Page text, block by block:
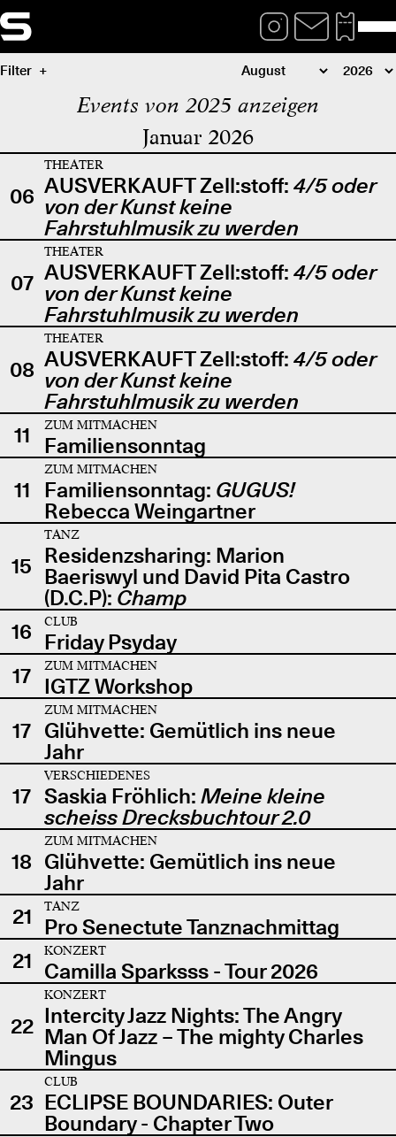
Filter
Events von 2025 anzeigen
Januar 2026
06
THEATER
AUSVERKAUFT Zell:stoff: 4/5 oder
von der Kunst keine
Fahrstuhlmusik zu werden
07
THEATER
AUSVERKAUFT Zell:stoff: 4/5 oder
von der Kunst keine
Fahrstuhlmusik zu werden
08
THEATER
AUSVERKAUFT Zell:stoff: 4/5 oder
von der Kunst keine
Fahrstuhlmusik zu werden
11
ZUM MITMACHEN
Familiensonntag
11
ZUM MITMACHEN
Familiensonntag: GUGUS!
Rebecca Weingartner
15
TANZ
Residenzsharing: Marion
Baeriswyl und David Pita Castro
(D.C.P): Champ
16
CLUB
Friday Psyday
17
ZUM MITMACHEN
IGTZ Workshop
17
ZUM MITMACHEN
Glühvette: Gemütlich ins neue
Jahr
17
VERSCHIEDENES
Saskia Fröhlich: Meine kleine
scheiss Drecksbuchtour 2.0
18
ZUM MITMACHEN
Glühvette: Gemütlich ins neue
Jahr
21
TANZ
Pro Senectute Tanznachmittag
21
KONZERT
Camilla Sparksss - Tour 2026
22
KONZERT
Intercity Jazz Nights: The Angry
Man Of Jazz – The mighty Charles
Mingus
23
CLUB
ECLIPSE BOUNDARIES: Outer
Boundary - Chapter Two